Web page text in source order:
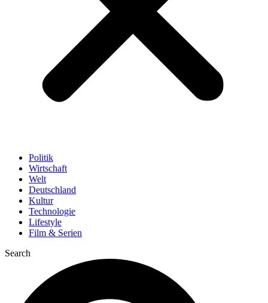
Politik
Wirtschaft
Welt
Deutschland
Kultur
Technologie
Lifestyle
Film & Serien
Search